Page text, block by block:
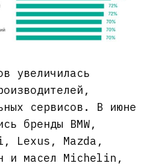
увеличилась
сервисов. В июне
бренды BMW,
Lexus, Mazda,
и масел Michelin,